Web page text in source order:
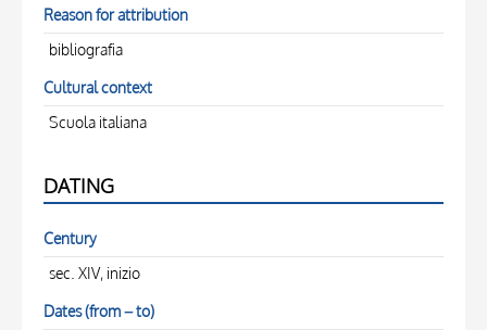
Reason for attribution
bibliografia
Cultural context
Scuola italiana
DATING
Century
sec. XIV, inizio
Dates (from – to)